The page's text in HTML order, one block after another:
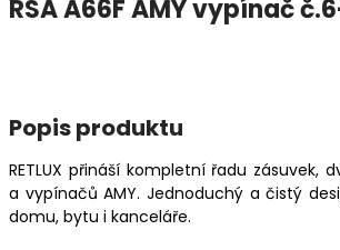
RSA A66F AMY vypínač
Popis produktu
RETLUX přináší kompletní řadu zásuvek,
a vypínačů AMY. Jednoduchý a čistý
domu, bytu i kanceláře.